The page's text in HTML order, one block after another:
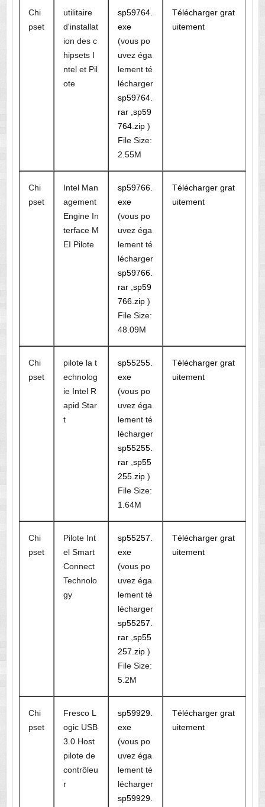
Chi
pset
utilitaire
d'installat
ion des c
hipsets I
ntel et Pil
ote
sp59764.
exe
(vous po
uvez éga
lement té
lécharger
sp59764.
rar, sp59
764.zip)
File Size:
2.55M
Télécharger grat
uitement
Chi
pset
Intel Man
agement
Engine In
terface M
EI Pilote
sp59766.
exe
(vous po
uvez éga
lement té
lécharger
sp59766.
rar, sp59
766.zip)
File Size:
48.09M
Télécharger grat
uitement
Chi
pset
pilote la t
echnolog
ie Intel R
apid Star
t
sp55255.
exe
(vous po
uvez éga
lement té
lécharger
sp55255.
rar, sp55
255.zip)
File Size:
1.64M
Télécharger grat
uitement
Chi
pset
Pilote Int
el Smart
Connect
Technolo
gy
sp55257.
exe
(vous po
uvez éga
lement té
lécharger
sp55257.
rar, sp55
257.zip)
File Size:
5.2M
Télécharger grat
uitement
Chi
pset
Fresco L
ogic USB
3.0 Host
pilote de
contrôleu
r
sp59929.
exe
(vous po
uvez éga
lement té
lécharger
sp59929.
Télécharger grat
uitement